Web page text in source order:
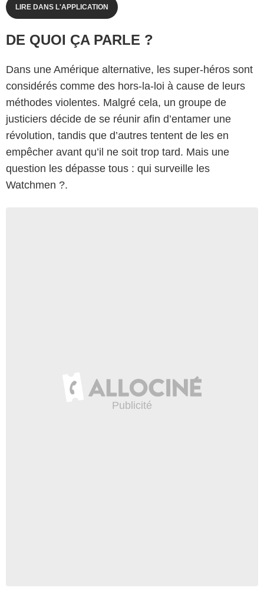
LIRE DANS L'APPLICATION
DE QUOI ÇA PARLE ?
Dans une Amérique alternative, les super-héros sont
considérés comme des hors-la-loi à cause de leurs
méthodes violentes. Malgré cela, un groupe de
justiciers décide de se réunir afin d’entamer une
révolution, tandis que d’autres tentent de les en
empêcher avant qu’il ne soit trop tard. Mais une
question les dépasse tous : qui surveille les
Watchmen ?.